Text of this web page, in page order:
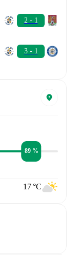
2 - 1
3 - 1
89 %
17 °C